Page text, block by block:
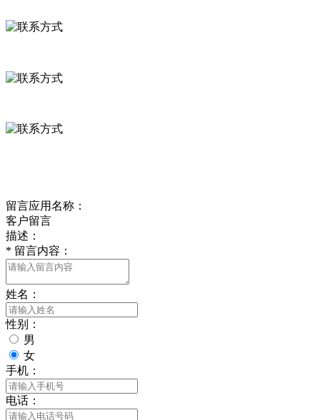
留言应用名称：
客户留言
描述：
* 留言内容：
姓名：
性别：
男
女
手机：
电话：